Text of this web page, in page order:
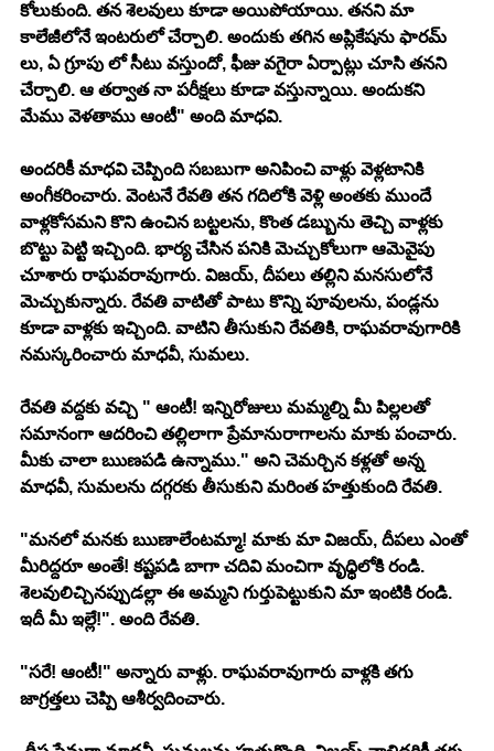
కోలుకుంది. తన శెలవులు కూడా అయిపోయాయి. తనని మా
కాలేజీలోనే ఇంటరులో చేర్చాలి. అందుకు తగిన అప్లికేషను ఫారమ్
లు, ఏ గ్రూపు లో సీటు వస్తుందో, ఫీజు వగైరా ఏర్పాట్లు చూసి తనని
చేర్చాలి. ఆ తర్వాత నా పరీక్షలు కూడా వస్తున్నాయి. అందుకని
మేము వెళతాము ఆంటీ" అంది మాధవి.
అందరికీ మాధవి చెప్పింది సబబుగా అనిపించి వాళ్లు వెళ్లటానికి
అంగీకరించారు. వెంటనే రేవతి తన గదిలోకి వెళ్లి అంతకు ముందే
వాళ్లకోసమని కొని ఉంచిన బట్టలను, కొంత డబ్బును తెచ్చి వాళ్లకు
బొట్టు పెట్టి ఇచ్చింది. భార్య చేసిన పనికి మెచ్చుకోలుగా ఆమెవైపు
చూశారు రాఘవరావుగారు. విజయ్, దీపలు తల్లిని మనసులోనే
మెచ్చుకున్నారు. రేవతి వాటితో పాటు కొన్ని పూవులను, పండ్లను
కూడా వాళ్లకు ఇచ్చింది. వాటిని తీసుకుని రేవతికి, రాఘవరావుగారికి
నమస్కరించారు మాధవీ, సుమలు.
రేవతి వద్దకు వచ్చి " ఆంటీ! ఇన్నిరోజులు మమ్మల్ని మీ పిల్లలతో
సమానంగా ఆదరించి తల్లిలాగా ప్రేమానురాగాలను మాకు పంచారు.
మీకు చాలా ఋణపడి ఉన్నాము." అని చెమర్చిన కళ్లతో అన్న
మాధవీ, సుమలను దగ్గరకు తీసుకుని మరింత హత్తుకుంది రేవతి.
"మనలో మనకు ఋణాలేంటమ్మా! మాకు మా విజయ్, దీపలు ఎంతో
మీరిద్దరూ అంతే! కష్టపడి బాగా చదివి మంచిగా వృధ్ధిలోకి రండి.
శెలవులిచ్చినప్పుడల్లా ఈ అమ్మని గుర్తుపెట్టుకుని మా ఇంటికి రండి.
ఇదీ మీ ఇల్లే!". అంది రేవతి.
"సరే! ఆంటీ!" అన్నారు వాళ్లు. రాఘవరావుగారు వాళ్లకి తగు
జాగ్రత్తలు చెప్పి ఆశీర్వదించారు.